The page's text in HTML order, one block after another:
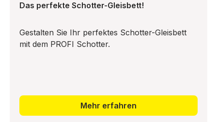
Das perfekte Schotter-Gleisbett!
Gestalten Sie Ihr perfektes Schotter-Gleisbett
mit dem PROFI Schotter.
Mehr erfahren